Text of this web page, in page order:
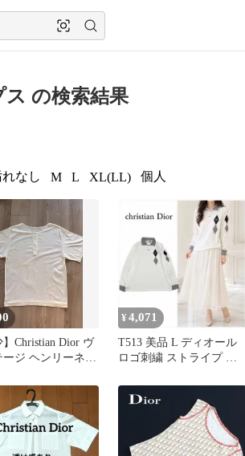
の検索結果
なし M L XL(LL) 個人
】Christian Dior ヴ
ージ ヘンリーネッ
¥ 4,071
T513 美品 L ディオール
ロゴ刺繍 ストライプ ポ